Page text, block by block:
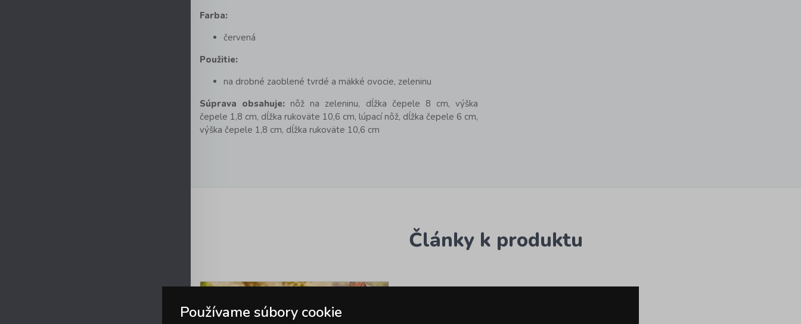
Farba:
červená
Použitie:
na drobné zaoblené tvrdé a mäkké ovocie, zeleninu
Súprava obsahuje: nôž na zeleninu, dĺžka čepele 8 cm, výška
čepele 1,8 cm, dĺžka rukoväte 10,6 cm, lúpací nôž, dĺžka čepele 6 cm,
výška čepele 1,8 cm, dĺžka rukoväte 10,6 cm
Články k produktu
Používame súbory cookie